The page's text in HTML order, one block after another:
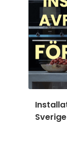
Sverige